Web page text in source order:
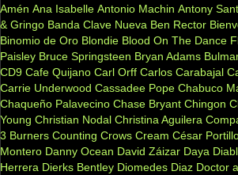
Amén Ana Isabelle Antonio Machin Antony
& Gringo Banda Clave Nueva Ben Rector
Binomio de Oro Blondie Blood On The Dance
Paisley Bruce Springsteen Bryan Adams
CD9 Cafe Quijano Carl Orff Carlos Carabajal
Carrie Underwood Cassadee Pope Chabuco
Chaqueño Palavecino Chase Bryant Chingon
Young Christian Nodal Christina Aguilera
3 Burners Counting Crows Cream César
Montero Danny Ocean David Záizar Daya
Herrera Dierks Bentley Diomedes Diaz Doctor